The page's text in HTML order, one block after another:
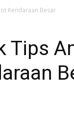
Kendaraan Besar
Tips